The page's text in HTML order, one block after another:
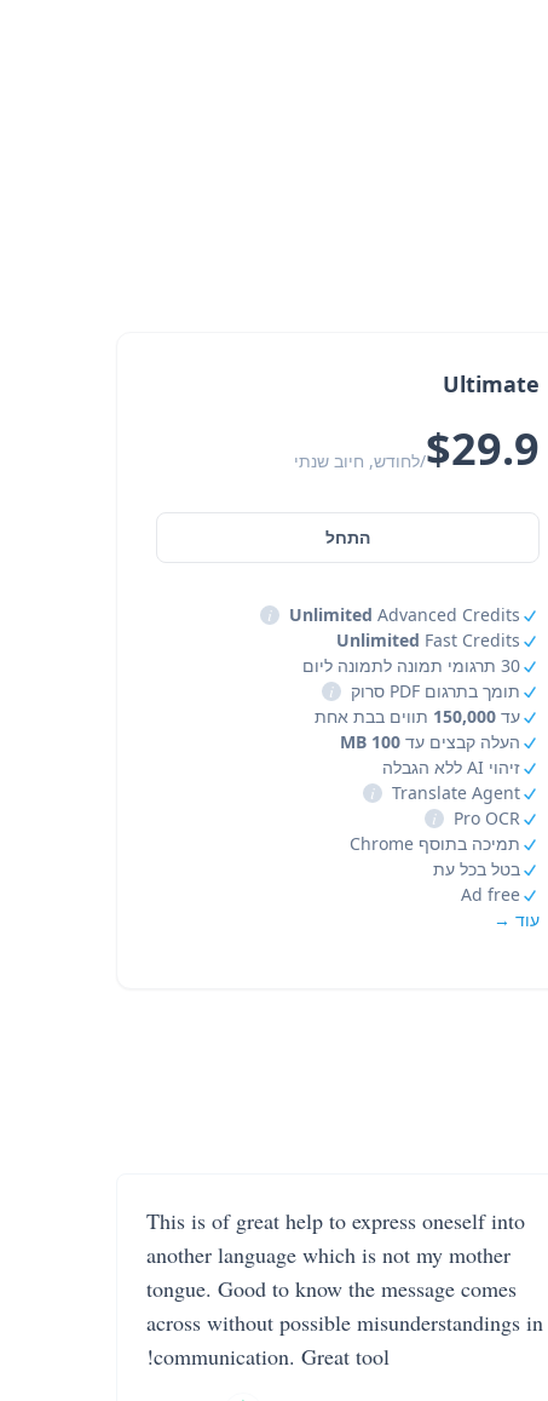
Ultimate
$29.9/לחודש, חיוב שנתי
התחל
Unlimited Advanced Credits
i
Unlimited Fast Credits
30 תרגומי תמונה לתמונה ליום
תומך בתרגום PDF סרוק
i
עד 150,000 תווים בבת אחת
העלה קבצים עד 100 MB
זיהוי AI ללא הגבלה
Translate Agent
i
Pro OCR
i
תמיכה בתוסף Chrome
בטל בכל עת
Ad free
עוד →
This is of great help to express oneself into
another language which is not my mother
tongue. Good to know the message comes
across without possible misunderstandings in
communication. Great tool!